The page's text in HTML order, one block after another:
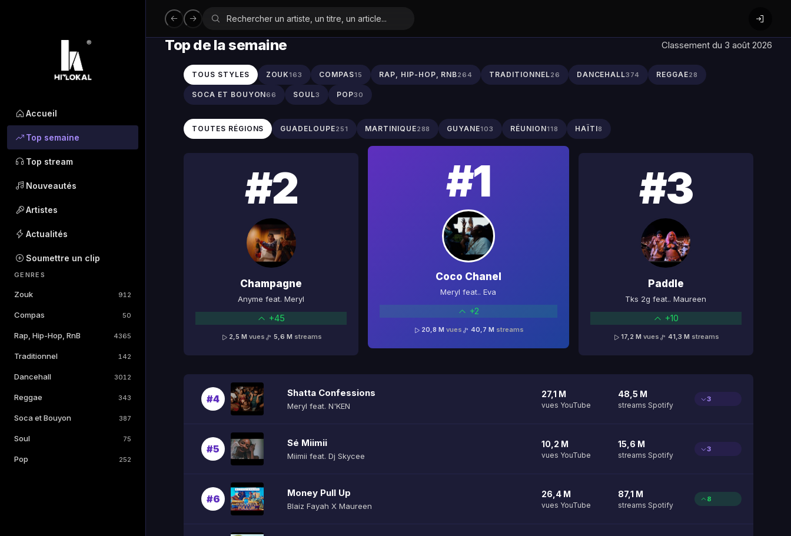
Accueil
Top semaine
Top stream
Nouveautés
Artistes
Actualités
Soumettre un clip
GENRES
Zouk 912
Compas 50
Rap, Hip-Hop, RnB 4365
Traditionnel 142
Dancehall 3012
Reggae 343
Soca et Bouyon 387
Soul 75
Pop 252
Top de la semaine Classement du 3 août 2026
TOUS STYLES ZOUK163 COMPAS15 RAP, HIP-HOP, RNB264 TRADITIONNEL26 DANCEHALL374 REGGAE28
SOCA ET BOUYON66 SOUL3 POP30
TOUTES RÉGIONS GUADELOUPE251 MARTINIQUE288 GUYANE103 RÉUNION118 HAÏTI8
#2
Champagne
Anyme feat. Meryl
+45
2,5 M vues 5,6 M streams
#1
Coco Chanel
Meryl feat.. Eva
+2
20,8 M vues 40,7 M streams
#3
Paddle
Tks 2g feat.. Maureen
+10
17,2 M vues 41,3 M streams
#4
Shatta Confessions
Meryl feat. N'KEN
27,1 M
vues YouTube
48,5 M
streams Spotify
3
#5
Sé Miimii
Miimii feat. Dj Skycee
10,2 M
vues YouTube
15,6 M
streams Spotify
3
#6
Money Pull Up
Blaiz Fayah X Maureen
26,4 M
vues YouTube
87,1 M
streams Spotify
8